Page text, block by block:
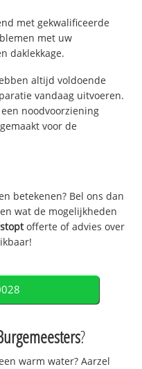
met gekwalificeerde
met uw
daklekkage.
altijd voldoende
vandaag uitvoeren.
noodvoorziening
voor de
betekenen? Bel ons dan
wat de mogelijkheden
offerte of advies over
?
warm water? Aarzel